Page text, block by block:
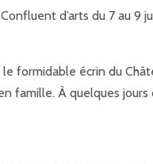
d’arts du 7 au
formidable écrin du
famille. À quelques